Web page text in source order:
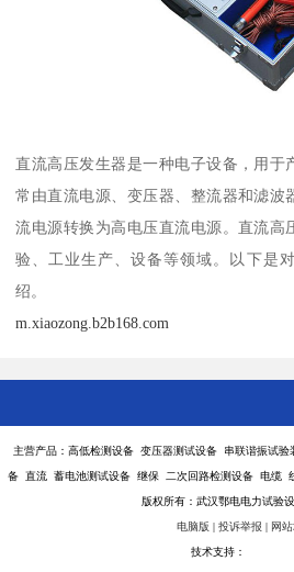
直流高压发生器是一种电子设备，用于
常由直流电源、变压器、整流器和滤波
流电源转换为高电压直流电源。直流高
验、工业生产、设备等领域。以下是
绍。
m.xiaozong.b2b168.com
主营产品：高低检测设备 变压器测试设备 串联谐振试
备 直流 蓄电池测试设备 继保 二次回路检测设备 电缆
版权所有：武汉鄂电电力试验
电脑版 | 投诉举报 | 网
技术支持：